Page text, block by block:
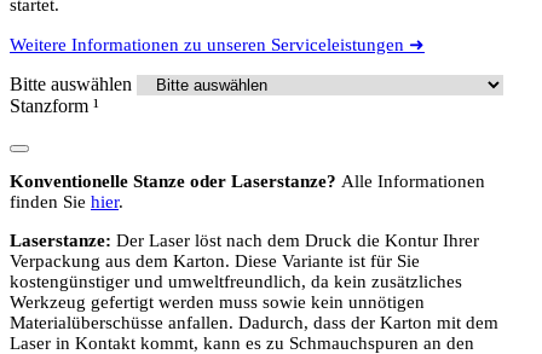
startet.
Weitere Informationen zu unseren Serviceleistungen ➜
Bitte auswählen
Stanzform ¹
Konventionelle Stanze oder Laserstanze? Alle Informationen
finden Sie hier.
Laserstanze: Der Laser löst nach dem Druck die Kontur Ihrer
Verpackung aus dem Karton. Diese Variante ist für Sie
kostengünstiger und umweltfreundlich, da kein zusätzliches
Werkzeug gefertigt werden muss sowie kein unnötigen
Materialüberschüsse anfallen. Dadurch, dass der Karton mit dem
Laser in Kontakt kommt, kann es zu Schmauchspuren an den